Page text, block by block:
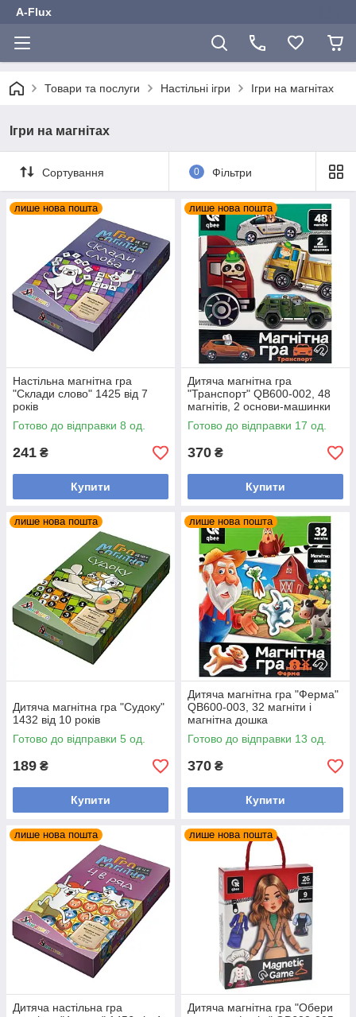
A-Flux
Товари та послуги Настільні ігри Ігри на магнітах
Ігри на магнітах
Сортування 0 Фільтри
лише нова пошта
Настільна магнітна гра
"Склади слово" 1425 від 7
років
Готово до відправки 8 од.
241 ₴
Купити
лише нова пошта
Дитяча магнітна гра
"Транспорт" QB600-002, 48
магнітів, 2 основи-машинки
Готово до відправки 17 од.
370 ₴
Купити
лише нова пошта
Дитяча магнітна гра "Судоку"
1432 від 10 років
Готово до відправки 5 од.
189 ₴
Купити
лише нова пошта
Дитяча магнітна гра "Ферма"
QB600-003, 32 магніти і
магнітна дошка
Готово до відправки 13 од.
370 ₴
Купити
лише нова пошта
Дитяча настільна гра
лише нова пошта
Дитяча магнітна гра "Обери